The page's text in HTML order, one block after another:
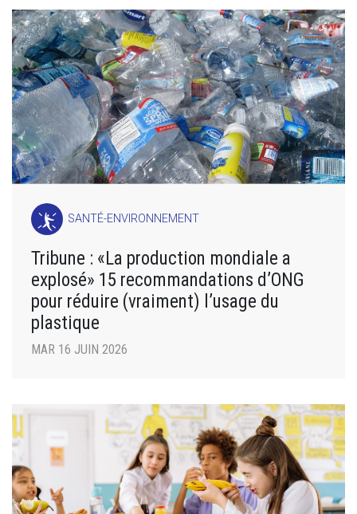
SANTÉ-ENVIRONNEMENT
Tribune : «La production mondiale a
explosé» 15 recommandations d’ONG
pour réduire (vraiment) l’usage du
plastique
MAR 16 JUIN 2026